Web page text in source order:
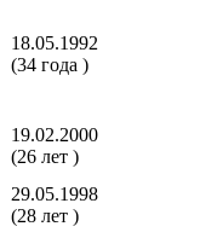
18.05.1992
(34 года )
19.02.2000
(26 лет )
29.05.1998
(28 лет )